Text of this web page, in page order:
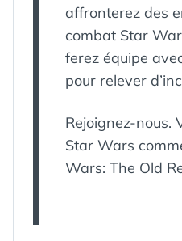
affronterez des
combat Star
ferez équipe
pour relever
Rejoignez-nous.
Star Wars
Wars: The Old